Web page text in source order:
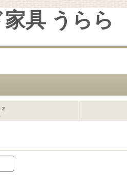
具 うらら
2